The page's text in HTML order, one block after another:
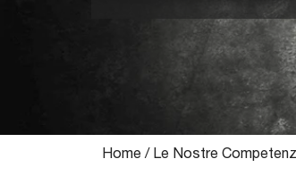
Home / Le Nostre